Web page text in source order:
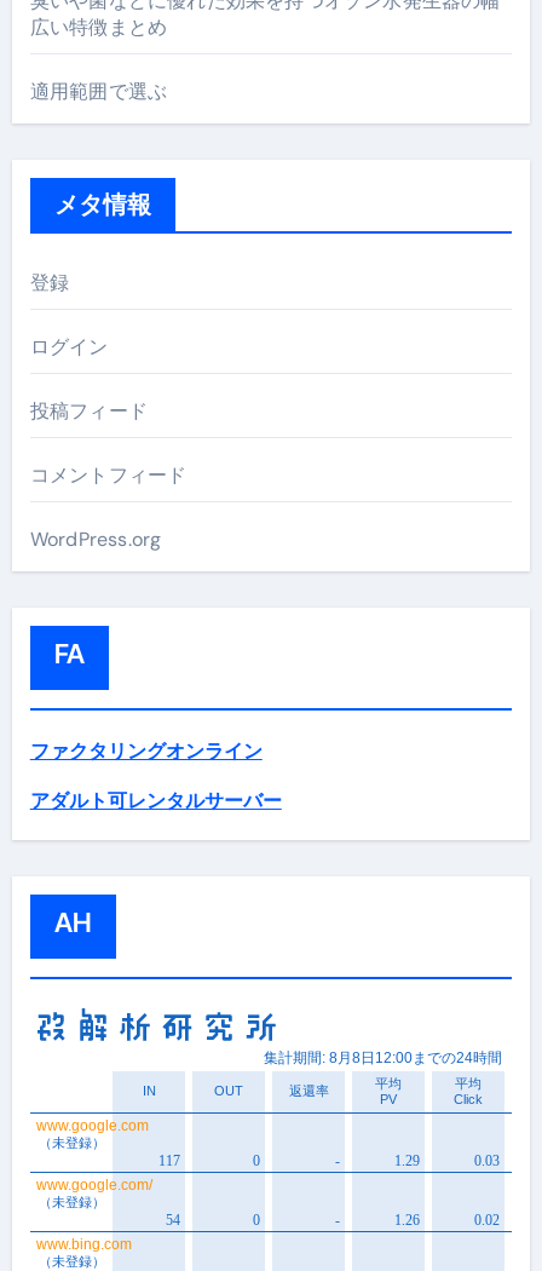
広い特徴まとめ
適用範囲で選ぶ
メタ情報
登録
ログイン
投稿フィード
コメントフィード
WordPress.org
FA
ファクタリングオンライン
アダルト可レンタルサーバー
AH